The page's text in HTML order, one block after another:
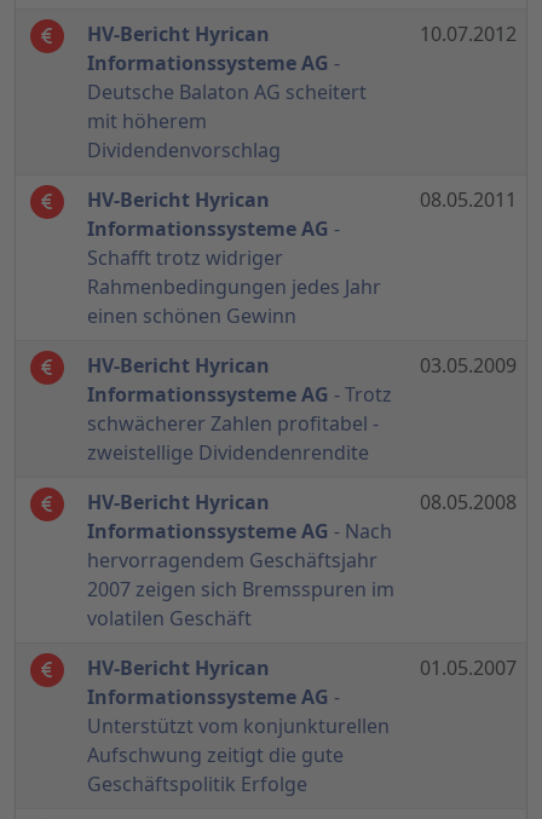
HV-Bericht Hyrican
Informationssysteme AG -
Deutsche Balaton AG scheitert
mit höherem
Dividendenvorschlag
10.07.2012
HV-Bericht Hyrican
Informationssysteme AG -
Schafft trotz widriger
Rahmenbedingungen jedes Jahr
einen schönen Gewinn
08.05.2011
HV-Bericht Hyrican
Informationssysteme AG - Trotz
schwächerer Zahlen profitabel -
zweistellige Dividendenrendite
03.05.2009
HV-Bericht Hyrican
Informationssysteme AG - Nach
hervorragendem Geschäftsjahr
2007 zeigen sich Bremsspuren im
volatilen Geschäft
08.05.2008
HV-Bericht Hyrican
Informationssysteme AG -
Unterstützt vom konjunkturellen
Aufschwung zeitigt die gute
Geschäftspolitik Erfolge
01.05.2007